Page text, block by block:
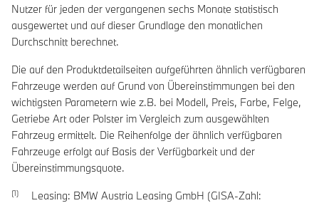
Nutzer für jeden der vergangenen sechs Monate statistisch
ausgewertet und auf dieser Grundlage den monatlichen
Durchschnitt berechnet.
Die auf den Produktdetailseiten aufgeführten ähnlich verfügbaren
Fahrzeuge werden auf Grund von Übereinstimmungen bei den
wichtigsten Parametern wie z.B. bei Modell, Preis, Farbe, Felge,
Getriebe Art oder Polster im Vergleich zum ausgewählten
Fahrzeug ermittelt. Die Reihenfolge der ähnlich verfügbaren
Fahrzeuge erfolgt auf Basis der Verfügbarkeit und der
Übereinstimmungsquote.
Leasing: BMW Austria Leasing GmbH (GISA-Zahl: